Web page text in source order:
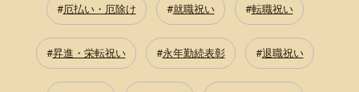
厄払い・厄除け 就職祝い 転職祝い
昇進・栄転祝い 永年勤続表彰 退職祝い